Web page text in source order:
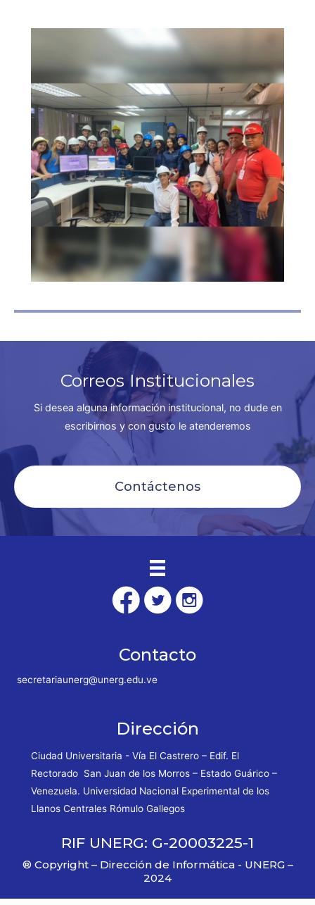
Correos Institucionales
Si desea alguna información institucional, no dude en
escribirnos y con gusto le atenderemos
Contáctenos
Contacto
secretariaunerg@unerg.edu.ve
Dirección
Ciudad Universitaria - Vía El Castrero – Edif. El
Rectorado San Juan de los Morros – Estado Guárico –
Venezuela. Universidad Nacional Experimental de los
Llanos Centrales Rómulo Gallegos
RIF UNERG: G-20003225-1
® Copyright – Dirección de Informática - UNERG –
2024